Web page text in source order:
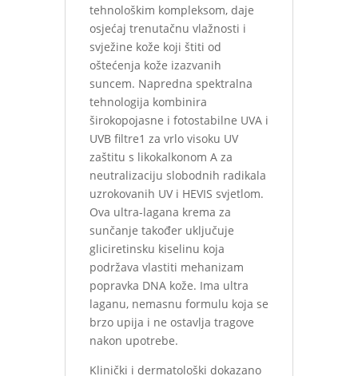
tehnološkim kompleksom, daje
osjećaj trenutačnu vlažnosti i
svježine kože koji štiti od
oštećenja kože izazvanih
suncem. Napredna spektralna
tehnologija kombinira
širokopojasne i fotostabilne UVA i
UVB filtre1 za vrlo visoku UV
zaštitu s likokalkonom A za
neutralizaciju slobodnih radikala
uzrokovanih UV i HEVIS svjetlom.
Ova ultra-lagana krema za
sunčanje također uključuje
gliciretinsku kiselinu koja
podržava vlastiti mehanizam
popravka DNA kože. Ima ultra
laganu, nemasnu formulu koja se
brzo upija i ne ostavlja tragove
nakon upotrebe.
Klinički i dermatološki dokazano